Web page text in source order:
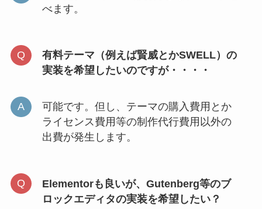
べます。
有料テーマ（例えば賢威とかSWELL）の
実装を希望したいのですが・・・・
可能です。但し、テーマの購入費用とか
ライセンス費用等の制作代行費用以外の
出費が発生します。
Elementorも良いが、Gutenberg等のブ
ロックエディタの実装を希望したい？